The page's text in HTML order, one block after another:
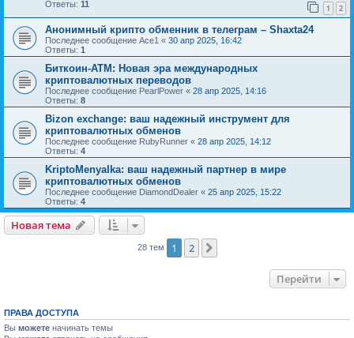
Ответы: 11 1 2
Анонимный крипто обменник в телеграм – Shaxta24
Последнее сообщение Ace1 « 30 апр 2025, 16:42
Ответы: 1
Биткоин-АТМ: Новая эра международных
криптовалютных переводов
Последнее сообщение PearlPower « 28 апр 2025, 14:16
Ответы: 8
Bizon exchange: ваш надежный инструмент для
криптовалютных обменов
Последнее сообщение RubyRunner « 28 апр 2025, 14:12
Ответы: 4
KriptoMenyalka: ваш надежный партнер в мире
криптовалютных обменов
Последнее сообщение DiamondDealer « 25 апр 2025, 15:22
Ответы: 4
Новая тема
28 тем 1 2
Перейти
ПРАВА ДОСТУПА
Вы можете начинать темы